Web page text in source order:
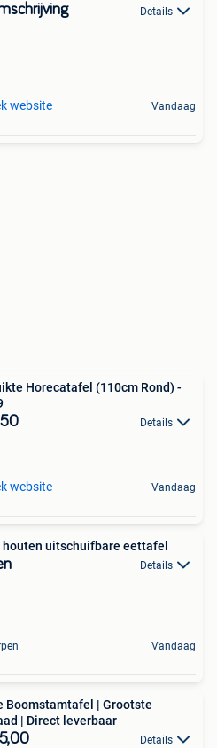
Details
website Vandaag
Horecatafel (110cm Rond) -
Details
website Vandaag
houten uitschuifbare eettafel
Details
Vandaag
Boomstamtafel | Grootste
| Direct leverbaar
Details